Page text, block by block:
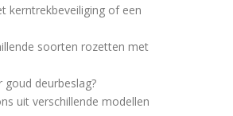
kerntrekbeveiliging of een
soorten rozetten met
deurbeslag?
uit verschillende modellen